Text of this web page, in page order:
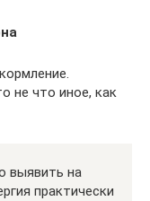
не что иное, как
выявить на
практически